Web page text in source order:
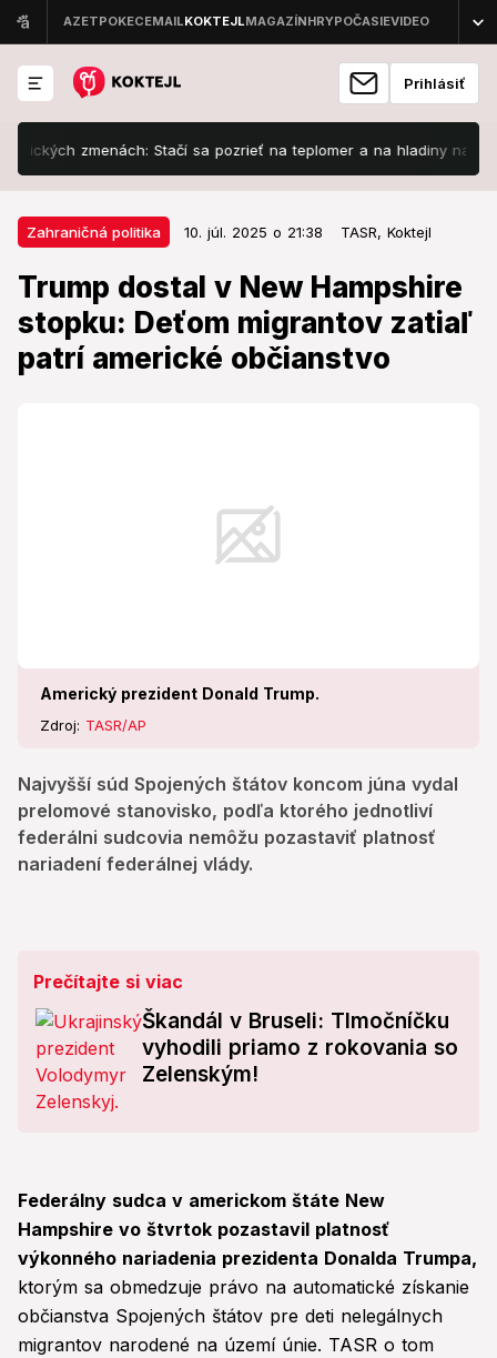
Prihlásiť
zmenách: Stačí sa pozrieť na teplomer a na hladiny našich vôd!
Zahraničná politika 10. júl. 2025 o 21:38 TASR, Koktejl
Trump dostal v New Hampshire
stopku: Deťom migrantov zatiaľ
patrí americké občianstvo
Americký prezident Donald Trump.
Zdroj: TASR/AP
Najvyšší súd Spojených štátov koncom júna vydal
prelomové stanovisko, podľa ktorého jednotliví
federálni sudcovia nemôžu pozastaviť platnosť
nariadení federálnej vlády.
Zahraničná politika 10. júl. 2025 o 21:38
Trump dostal v New Hampshire
stopku: Deťom migrantov zatiaľ
patrí americké občianstvo
Prečítajte si viac
Škandál v Bruseli: Tlmočníčku
vyhodili priamo z rokovania so
Zelenským!
Federálny sudca v americkom štáte New
Hampshire vo štvrtok pozastavil platnosť
výkonného nariadenia prezidenta Donalda Trumpa,
ktorým sa obmedzuje právo na automatické získanie
občianstva Spojených štátov pre deti nelegálnych
migrantov narodené na území únie. TASR o tom